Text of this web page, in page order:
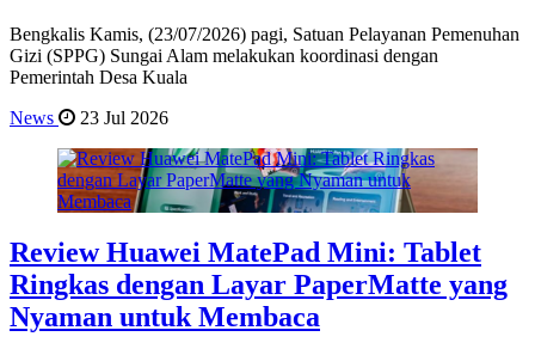
Bengkalis Kamis, (23/07/2026) pagi, Satuan Pelayanan Pemenuhan
Gizi (SPPG) Sungai Alam melakukan koordinasi dengan
Pemerintah Desa Kuala
News
23 Jul 2026
Review Huawei MatePad Mini: Tablet
Ringkas dengan Layar PaperMatte yang
Nyaman untuk Membaca